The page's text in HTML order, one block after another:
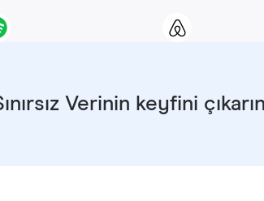
Verinin keyfini